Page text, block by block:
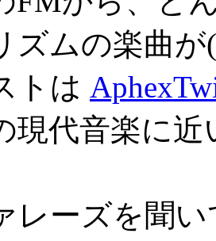
ズムの楽曲が
トは
現代音楽に
レーズを聞